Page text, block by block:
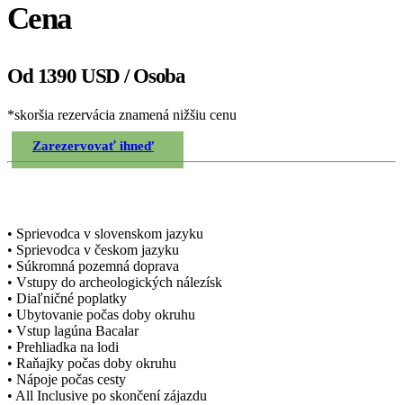
Cena
Od 1390 USD / Osoba
*skoršia rezervácia znamená nižšiu cenu
Zarezervovať ihneď
• Sprievodca v slovenskom jazyku
• Sprievodca v českom jazyku
• Súkromná pozemná doprava
• Vstupy do archeologických nálezísk
• Diaľničné poplatky
• Ubytovanie počas doby okruhu
• Vstup lagúna Bacalar
• Prehliadka na lodi
• Raňajky počas doby okruhu
• Nápoje počas cesty
• All Inclusive po skončení zájazdu